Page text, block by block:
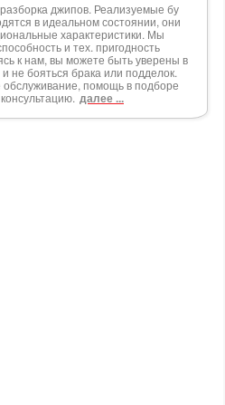
джипов. Реализуемые бу
в идеальном состоянии, они
характеристики. Мы
и тех. пригодность
к нам, вы можете быть уверены в
не бояться брака или подделок.
обслуживание, помощь в подборе
далее ...